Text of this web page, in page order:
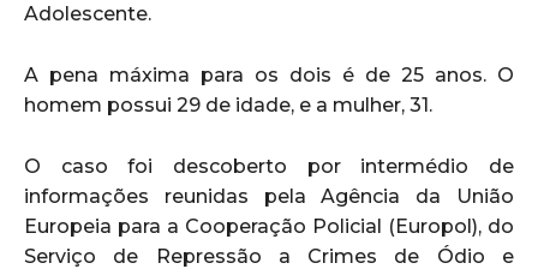
Adolescente.
A pena máxima para os dois é de 25 anos. O
homem possui 29 de idade, e a mulher, 31.
O caso foi descoberto por intermédio de
informações reunidas pela Agência da União
Europeia para a Cooperação Policial (Europol), do
Serviço de Repressão a Crimes de Ódio e